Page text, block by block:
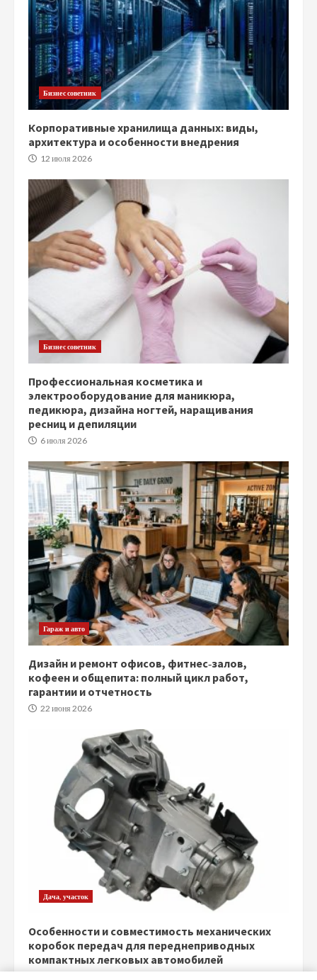
Бизнес советник
Корпоративные хранилища данных: виды,
архитектура и особенности внедрения
12 июля 2026
Бизнес советник
Профессиональная косметика и
электрооборудование для маникюра,
педикюра, дизайна ногтей, наращивания
ресниц и депиляции
6 июля 2026
Гараж и авто
Дизайн и ремонт офисов, фитнес‑залов,
кофеен и общепита: полный цикл работ,
гарантии и отчетность
22 июня 2026
Дача, участок
Особенности и совместимость механических
коробок передач для переднеприводных
компактных легковых автомобилей